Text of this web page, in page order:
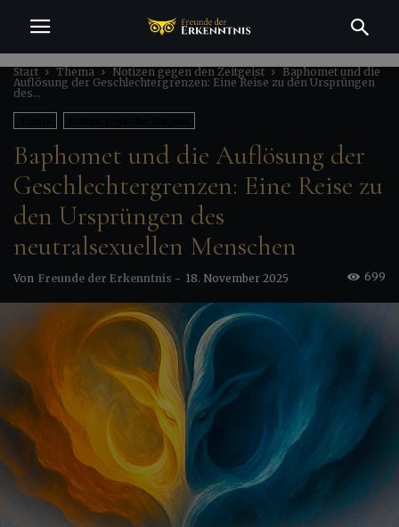
Start Thema Notizen gegen den Zeitgeist
Baphomet und die
Auflösung der Geschlechtergrenzen: Eine Reise zu den Ursprüngen
des...
Baphomet und die Auflösung der
Geschlechtergrenzen: Eine Reise zu
den Ursprüngen des
neutralsexuellen Menschen
Von Freunde der Erkenntnis - 18. November 2025 699